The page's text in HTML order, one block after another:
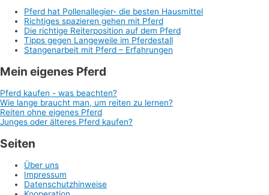
Pferd hat Pollenallegier- die besten Hausmittel
Richtiges spazieren gehen mit Pferd
Die richtige Reiterposition auf dem Pferd
Tipps gegen Langeweile im Pferdestall
Stangenarbeit mit Pferd – Erfahrungen
Mein eigenes Pferd
Pferd kaufen - was beachten?
Wie lange braucht man, um reiten zu lernen?
Reiten ohne eigenes Pferd
Junges oder älteres Pferd kaufen?
Seiten
Über uns
Impressum
Datenschutzhinweise